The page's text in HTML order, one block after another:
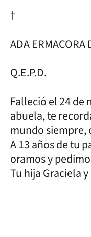
†
ADA ERMACORA
Q.E.P.D.
Falleció el 24 de
abuela, te
mundo siempre,
A 13 años de tu
oramos y
Tu hija Graciela